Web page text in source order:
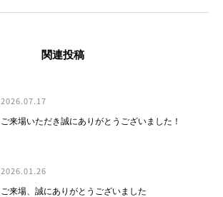
関連投稿
2026.07.17
ご来場いただき誠にありがとうございました！
2026.01.26
ご来場、誠にありがとうございました